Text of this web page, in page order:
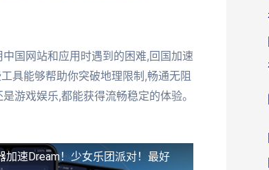
国网站和应用时遇到的困难,回国加速
具能够帮助你突破地理限制,畅通无阻
游戏娱乐,都能获得流畅稳定的体验。
加速Dream！少女乐团派对！最好